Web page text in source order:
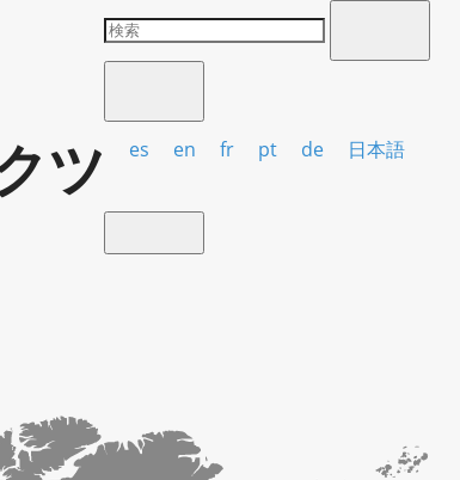
es en fr pt de 日本語
ツ